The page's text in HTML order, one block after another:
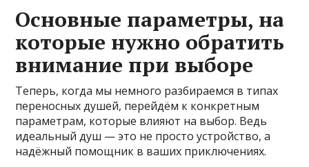
Основные параметры, на
которые нужно обратить
внимание при выборе
Теперь, когда мы немного разбираемся в типах
переносных душей, перейдём к конкретным
параметрам, которые влияют на выбор. Ведь
идеальный душ — это не просто устройство, а
надёжный помощник в ваших приключениях.